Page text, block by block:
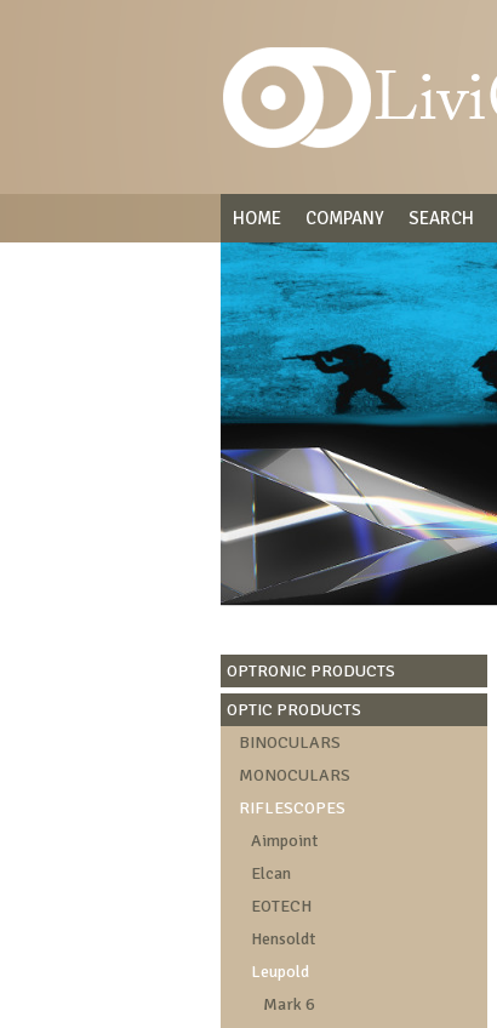
HOME COMPANY SEARCH
OPTRONIC PRODUCTS
OPTIC PRODUCTS
BINOCULARS
MONOCULARS
RIFLESCOPES
Aimpoint
Elcan
EOTECH
Hensoldt
Leupold
Mark 6